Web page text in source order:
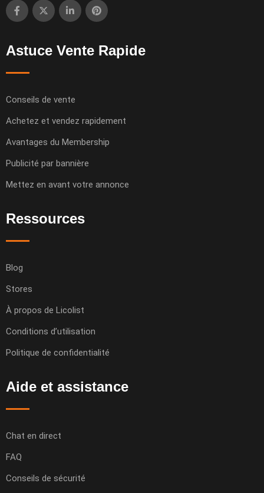
Astuce Vente Rapide
Conseils de vente
Achetez et vendez rapidement
Avantages du Membership
Publicité par bannière
Mettez en avant votre annonce
Ressources
Blog
Stores
À propos de Licolist
Conditions d’utilisation
Politique de confidentialité
Aide et assistance
Chat en direct
FAQ
Conseils de sécurité